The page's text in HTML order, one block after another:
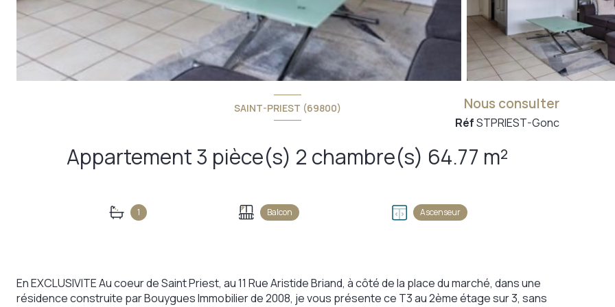
SAINT-PRIEST (69800)
Appartement 3 pièce(s) 2 chambre(s) 64.77 m²
1 Balcon Ascenseur
Nous consulter
RéfSTPRIEST-Gonc
En EXCLUSIVITE Au coeur de Saint Priest, au 11 Rue Aristide Briand, à côté de la place du marché, dans une
résidence construite par Bouygues Immobilier de 2008, je vous présente ce T3 au 2ème étage sur 3, sans